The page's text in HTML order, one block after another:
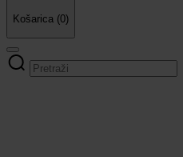
Košarica (0)